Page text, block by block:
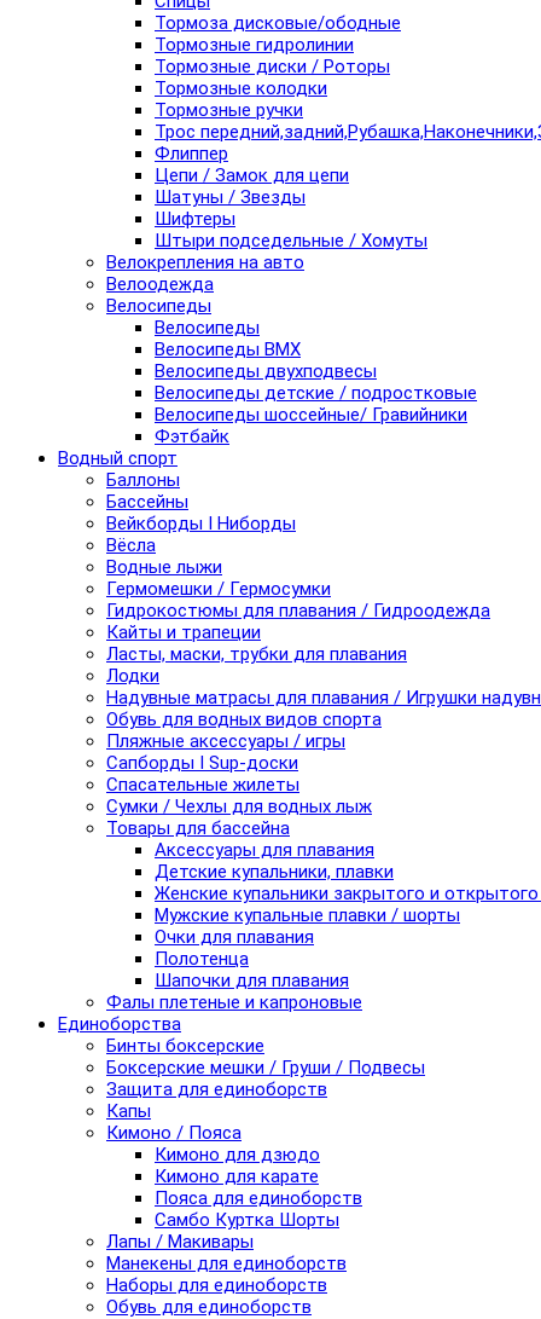
Тормоза дисковые/ободные
Тормозные гидролинии
Тормозные диски / Роторы
Тормозные колодки
Тормозные ручки
Трос
Флиппер
Цепи / Замок для цепи
Шатуны / Звезды
Шифтеры
Штыри подседельные / Хомуты
Велокрепления на авто
Велоодежда
Велосипеды
Велосипеды
Велосипеды BMX
Велосипеды двухподвесы
Велосипеды детские / подростковые
Велосипеды шоссейные/ Гравийники
Фэтбайк
Водный спорт
Баллоны
Бассейны
Вейкборды I Ниборды
Вёсла
Водные лыжи
Гермомешки / Гермосумки
Гидрокостюмы для плавания / Гидроодежда
Кайты и трапеции
Ласты, маски, трубки для плавания
Лодки
Надувные матрасы для плавания / Игрушки
Обувь для водных видов спорта
Пляжные аксессуары / игры
Сапборды I Sup-доски
Спасательные жилеты
Сумки / Чехлы для водных лыж
Товары для бассейна
Аксессуары для плавания
Детские купальники, плавки
Женские купальники закрытого и
Мужские купальные плавки / шорты
Очки для плавания
Полотенца
Шапочки для плавания
Фалы плетеные и капроновые
Единоборства
Бинты боксерские
Боксерские мешки / Груши / Подвесы
Защита для единоборств
Капы
Кимоно / Пояса
Кимоно для дзюдо
Кимоно для карате
Пояса для единоборств
Самбо Куртка Шорты
Лапы / Макивары
Манекены для единоборств
Наборы для единоборств
Обувь для единоборств